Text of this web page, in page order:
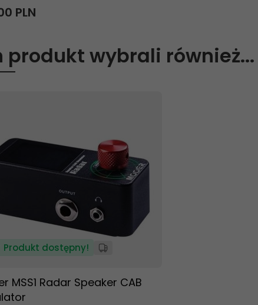
PLN
wybrali również...
Produkt dostępny!
MSS1 Radar Speaker CAB